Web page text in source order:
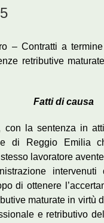
– Contratti a
retributive
Fatti di causa
la sentenza in
di Reggio Emilia
lavoratore
di ottenere
maturate in virtù
e retributivo